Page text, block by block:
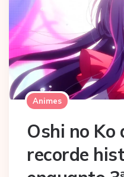
Animes
Oshi no Ko
recorde